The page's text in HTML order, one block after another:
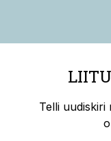
Telli uudiskiri